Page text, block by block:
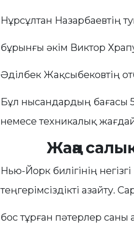
Нұрсұлтан Назарбаевтің
бұрынғы әкім Виктор
Әділбек Жақсыбековтің
Бұл нысандардың бағасы
немесе техникалық
Жаңа
Нью-Йорк билігінің
теңгерімсіздікті азайту.
бос тұрған пәтерлер саны